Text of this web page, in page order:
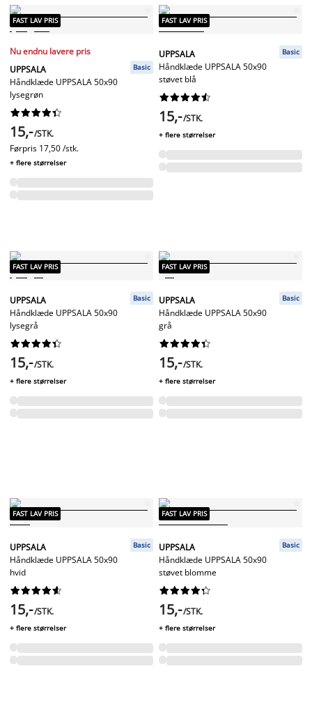
FAST LAV PRIS
Nu endnu lavere pris
UPPSALA
Håndklæde UPPSALA 50x90
lysegrøn
Basic






15,-/STK.
Førpris 17,50 /stk.
+ flere størrelser
FAST LAV PRIS
UPPSALA
Håndklæde UPPSALA 50x90
støvet blå
Basic






15,-/STK.
+ flere størrelser
FAST LAV PRIS
UPPSALA
Håndklæde UPPSALA 50x90
lysegrå
Basic






15,-/STK.
+ flere størrelser
FAST LAV PRIS
UPPSALA
Håndklæde UPPSALA 50x90
grå
Basic






15,-/STK.
+ flere størrelser
FAST LAV PRIS
UPPSALA
Håndklæde UPPSALA 50x90
hvid
Basic






15,-/STK.
+ flere størrelser
FAST LAV PRIS
UPPSALA
Håndklæde UPPSALA 50x90
støvet blomme
Basic






15,-/STK.
+ flere størrelser